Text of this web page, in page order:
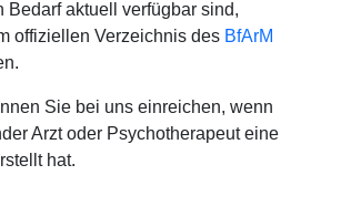
Bedarf aktuell verfügbar sind,
offiziellen Verzeichnis des BfArM
Sie bei uns einreichen, wenn
Arzt oder Psychotherapeut eine
hat.